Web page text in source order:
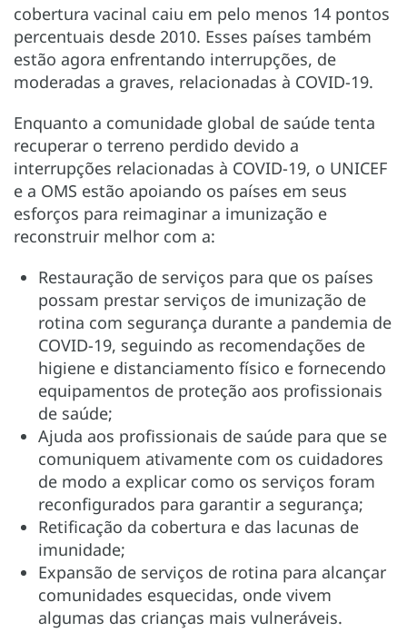
cobertura vacinal caiu em pelo menos 14 pontos
percentuais desde 2010. Esses países também
estão agora enfrentando interrupções, de
moderadas a graves, relacionadas à COVID-19.
Enquanto a comunidade global de saúde tenta
recuperar o terreno perdido devido a
interrupções relacionadas à COVID-19, o UNICEF
e a OMS estão apoiando os países em seus
esforços para reimaginar a imunização e
reconstruir melhor com a:
Restauração de serviços para que os países
possam prestar serviços de imunização de
rotina com segurança durante a pandemia de
COVID-19, seguindo as recomendações de
higiene e distanciamento físico e fornecendo
equipamentos de proteção aos profissionais
de saúde;
Ajuda aos profissionais de saúde para que se
comuniquem ativamente com os cuidadores
de modo a explicar como os serviços foram
reconfigurados para garantir a segurança;
Retificação da cobertura e das lacunas de
imunidade;
Expansão de serviços de rotina para alcançar
comunidades esquecidas, onde vivem
algumas das crianças mais vulneráveis.